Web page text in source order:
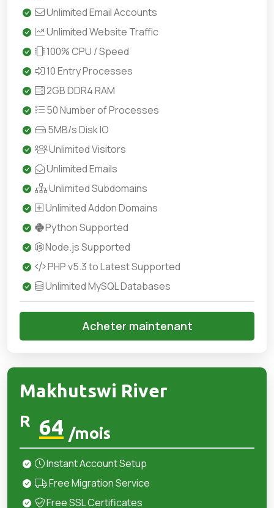
Unlimited Email Accounts
Unlimited Website Traffic
100% CPU / Speed
10 Entry Processes
2GB DDR4 RAM
50 Number of Processes
5MB/s Disk IO
Unlimited Visitors
Unlimited Emails
Unlimited Subdomains
Unlimited Addon Domains
Python Supported
Node.js Supported
PHP v5.3 to Latest Supported
Unlimited MySQL Databases
Acheter maintenant
Makhutswi River
R 64 /mois
Instant Account Setup
Free Migration Service
Free SSL Certificates